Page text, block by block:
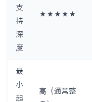
支
持
深
度
★★★★★
最
小
起
高（通常整